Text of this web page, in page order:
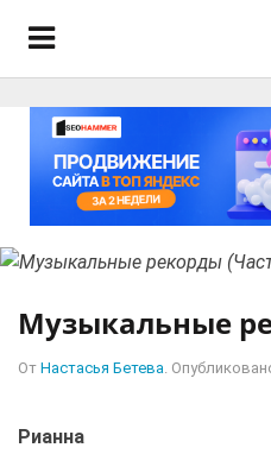
Музыкальные
От Настасья Бетева
Рианна